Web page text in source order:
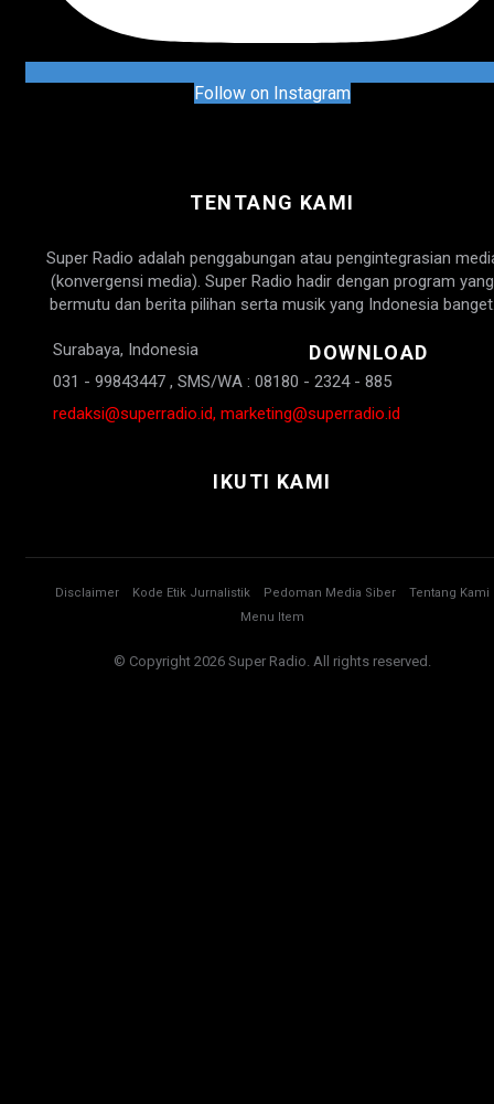
Follow on Instagram
TENTANG KAMI
Super Radio adalah penggabungan atau pengintegrasian
(konvergensi media). Super Radio hadir dengan program yang
bermutu dan berita pilihan serta musik yang Indonesia
Surabaya, Indonesia
031 - 99843447 , SMS/WA : 08180 - 2324 - 885
redaksi@superradio.id, marketing@superradio.id
DOWNLOAD
IKUTI KAMI
Disclaimer Kode Etik Jurnalistik Pedoman Media Siber
Tentang Kami
Menu Item
© Copyright 2026 Super Radio. All rights reserved.